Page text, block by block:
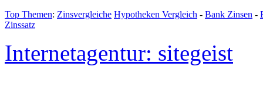
Top Themen: Zinsvergleiche Hypotheken Vergleich - Bank Zinsen -
Zinssatz
Internetagentur: sitegeist